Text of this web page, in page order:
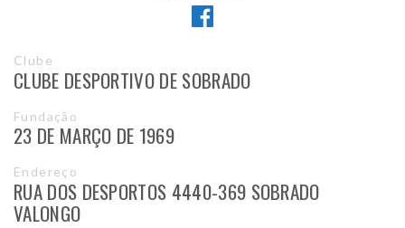
Clube
CLUBE DESPORTIVO DE SOBRADO
Fundação
23 DE MARÇO DE 1969
Endereço
RUA DOS DESPORTOS 4440-369 SOBRADO
VALONGO